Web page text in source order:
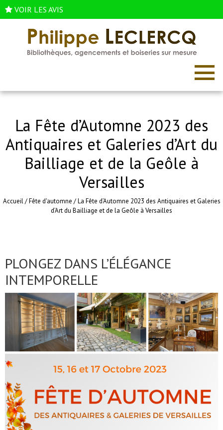
VOIR LES AVIS
La Fête d’Automne 2023 des
Antiquaires et Galeries d’Art du
Bailliage et de la Geôle à
Versailles
Accueil/Fête d'automne /La Fête d’Automne 2023 des Antiquaires et Galeries
d’Art du Bailliage et de la Geôle à Versailles
PLONGEZ DANS L’ÉLÉGANCE
INTEMPORELLE